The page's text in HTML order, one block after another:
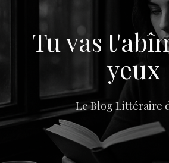
e
Tu vas
yeux
Le Blog Littéraire